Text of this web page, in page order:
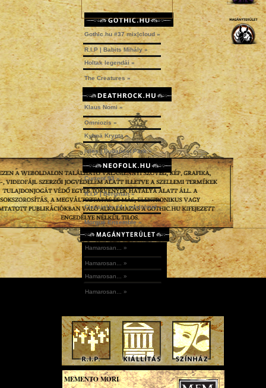
Gothic.hu #37 mix|cloud »
R.I.P | Babits Mihály »
Holtak legendái »
The Creatures »
Klaus Nomi »
Omniozis »
Kylmä Krypta »
Idles | Budapest Park »
Current 93 »
R.I.P | Bergman »
ClassicUs #4 | mix|cloud »
Morgue Ensemble »
Hamarosan... »
Hamarosan... »
Hamarosan... »
Hamarosan... »
MEMENTO MORI